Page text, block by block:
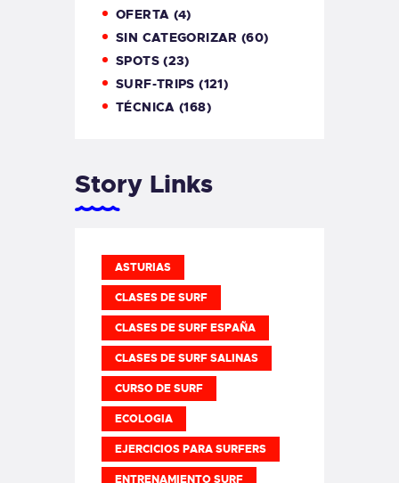
OFERTA (4)
SIN CATEGORIZAR (60)
SPOTS(23)
SURF-TRIPS (121)
TÉCNICA (168)
Story Links
ASTURIAS
CLASES DE SURF
CLASES DE SURF ESPAÑA
CLASES DE SURF SALINAS
CURSO DE SURF
ECOLOGIA
EJERCICIOS PARA SURFERS
ENTRENAMIENTO SURF